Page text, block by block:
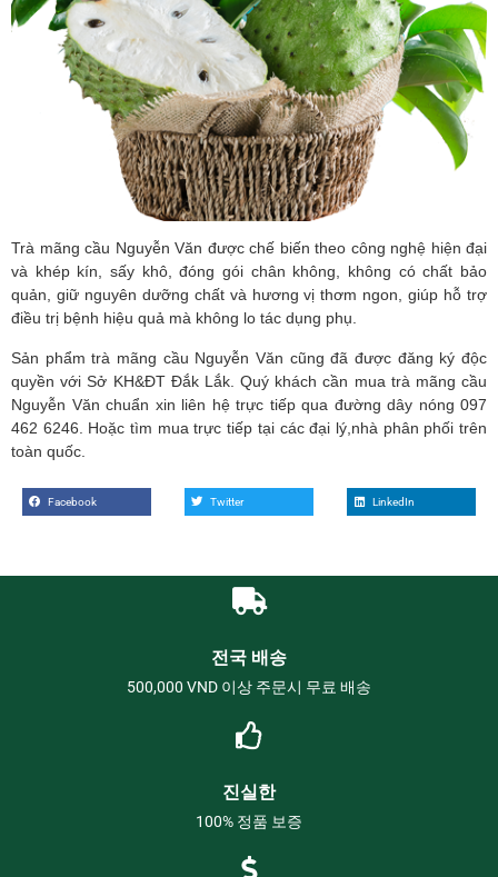
Trà mãng cầu Nguyễn Văn được chế biến theo công nghệ hiện đại
và khép kín, sấy khô, đóng gói chân không, không có chất bảo
quản, giữ nguyên dưỡng chất và hương vị thơm ngon, giúp hỗ trợ
điều trị bệnh hiệu quả mà không lo tác dụng phụ.
Sản phẩm trà mãng cầu Nguyễn Văn cũng đã được đăng ký độc
quyền với Sở KH&ĐT Đắk Lắk. Quý khách cần mua trà mãng cầu
Nguyễn Văn chuẩn xin liên hệ trực tiếp qua đường dây nóng 097
462 6246. Hoặc tìm mua trực tiếp tại các đại lý,nhà phân phối trên
toàn quốc.
Facebook Twitter LinkedIn
전국 배송
500,000 VND 이상 주문시 무료 배송
진실한
100% 정품 보증